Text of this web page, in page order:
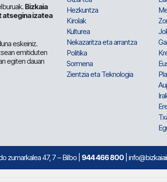
Bizkaia
atsegina izatea
eskeiniz.
emitiduten
egiten dauan
Hezkuntza
Kirolak
Kulturea
Nekazaritza eta arrantza
Politika
Sormena
Zientzia eta Teknologia
zumarkalea 47, 7 – Bilbo | 944 466 800 |